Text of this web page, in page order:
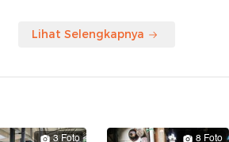
Lihat Selengkapnya
3 Foto 8 Foto